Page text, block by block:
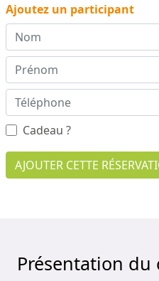
Ajoutez un participant
Cadeau ?
AJOUTER CETTE
Présentation du